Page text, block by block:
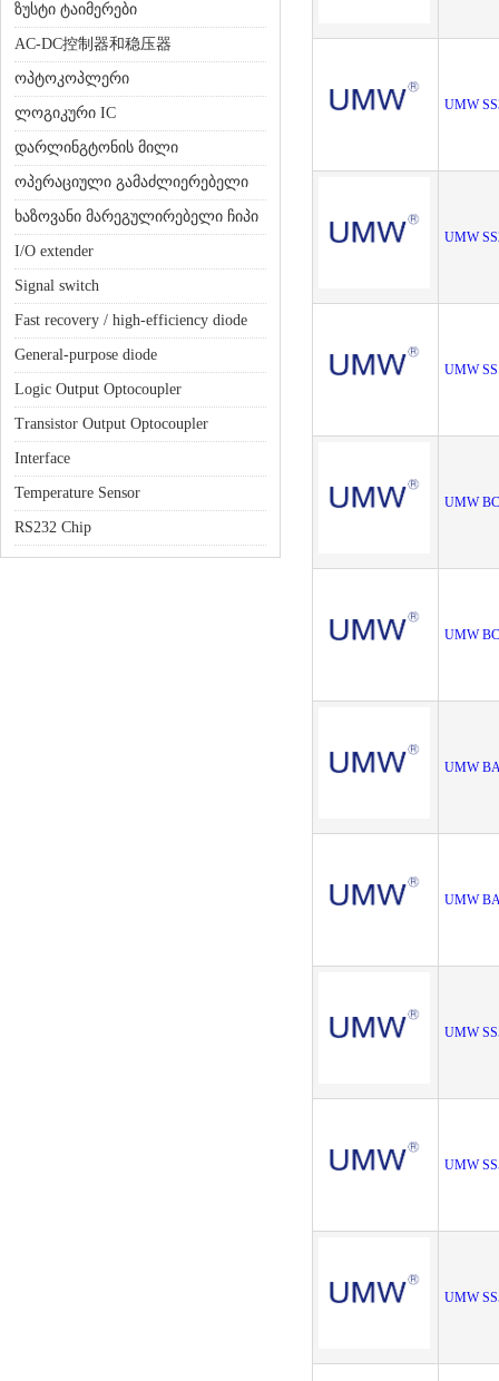
ზუსტი ტაიმერები
AC-DC控制器和稳压器
ოპტოკოპლერი
ლოგიკური IC
დარლინგტონის მილი
ოპერაციული გამაძლიერებელი
ხაზოვანი მარეგულირებელი ჩიპი
I/O extender
Signal switch
Fast recovery / high-efficiency diode
General-purpose diode
Logic Output Optocoupler
Transistor Output Optocoupler
Interface
Temperature Sensor
RS232 Chip
UMW
UMW
UMW
UMW
UMW
UMW
UMW
UMW
UMW
UMW